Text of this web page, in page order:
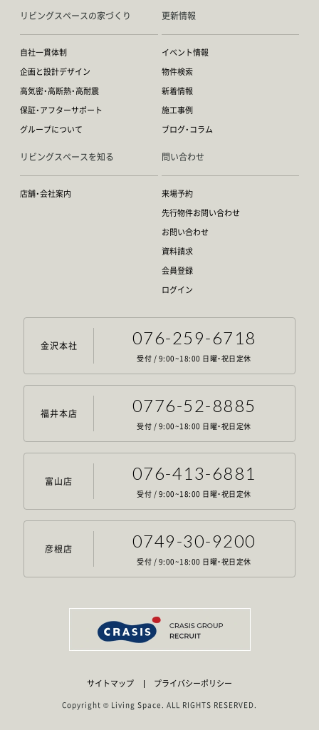
リビングスペースの家づくり
自社一貫体制
企画と設計デザイン
高気密・高断熱・高耐震
保証・アフターサポート
グループについて
更新情報
イベント情報
物件検索
新着情報
施工事例
ブログ・コラム
リビングスペースを知る
店舗・会社案内
問い合わせ
来場予約
先行物件お問い合わせ
お問い合わせ
資料請求
会員登録
ログイン
金沢本社 076-259-6718
受付 / 9:00~18:00 日曜・祝日定休
福井本店 0776-52-8885
受付 / 9:00~18:00 日曜・祝日定休
富山店 076-413-6881
受付 / 9:00~18:00 日曜・祝日定休
彦根店 0749-30-9200
受付 / 9:00~18:00 日曜・祝日定休
サイトマップ プライバシーポリシー
Copyright © Living Space. ALL RIGHTS RESERVED.